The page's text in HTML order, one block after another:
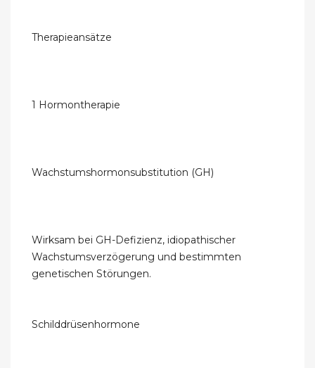
Therapieansätze
1 Hormontherapie
Wachstumshormonsubstitution (GH)
Wirksam bei GH-Defizienz, idiopathischer
Wachstumsverzögerung und bestimmten
genetischen Störungen.
Schilddrüsenhormone